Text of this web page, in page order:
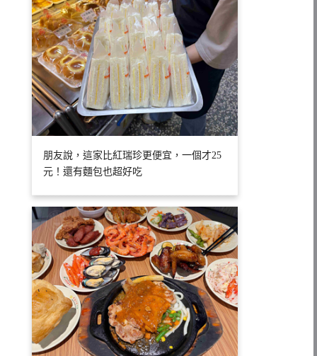
朋友說，這家比紅瑞珍更便宜，一個才25
元！還有麵包也超好吃